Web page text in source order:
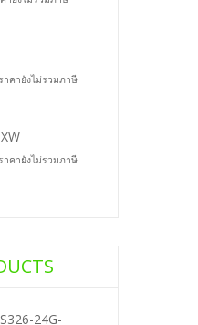
าคายังไม่รวมภาษี
าคายังไม่รวมภาษี
24G-